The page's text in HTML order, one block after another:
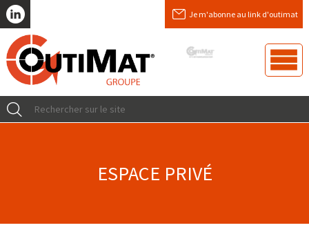
Je m'abonne au link d'outimat
ESPACE PRIVÉ